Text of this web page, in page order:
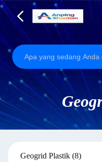
Geogrid Plastik (8)